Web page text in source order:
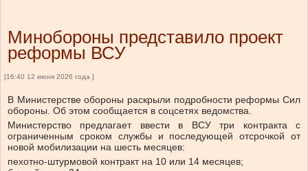
Минобороны представило проект
реформы ВСУ
[16:40 12 июня 2026 года ]
В Министерстве обороны раскрыли подробности реформы Сил
обороны. Об этом сообщается в соцсетях ведомства.
Министерство предлагает ввести в ВСУ три контракта с
ограниченным сроком службы и последующей отсрочкой от
новой мобилизации на шесть месяцев:
пехотно-штурмовой контракт на 10 или 14 месяцев;